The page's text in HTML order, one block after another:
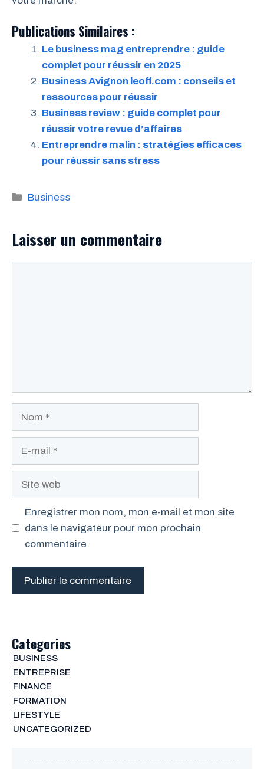
Publications Similaires :
Le business mag entreprendre : guide
complet pour réussir en 2025
Business Avignon leoff.com : conseils et
ressources pour réussir
Business review : guide complet pour
réussir votre revue d’affaires
Entreprendre malin : stratégies efficaces
pour réussir sans stress
Catégories
Business
Laisser un commentaire
Enregistrer mon nom, mon e-mail et mon site
dans le navigateur pour mon prochain
commentaire.
Categories
BUSINESS
ENTREPRISE
FINANCE
FORMATION
LIFESTYLE
UNCATEGORIZED